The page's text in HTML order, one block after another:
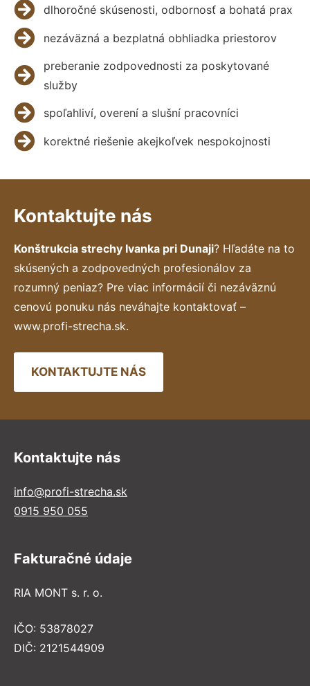
dlhoročné skúsenosti, odbornosť a bohatá prax
nezáväzná a bezplatná obhliadka priestorov
preberanie zodpovednosti za poskytované
služby
spoľahliví, overení a slušní pracovníci
korektné riešenie akejkoľvek nespokojnosti
Kontaktujte nás
Konštrukcia strechy Ivanka pri Dunaji? Hľadáte na to
skúsených a zodpovedných profesionálov za
rozumný peniaz? Pre viac informácií či nezáväznú
cenovú ponuku nás neváhajte kontaktovať –
www.profi-strecha.sk.
KONTAKTUJTE NÁS
Kontaktujte nás
info@profi-strecha.sk
0915 950 055
Fakturačné údaje
RIA MONT s. r. o.
IČO: 53878027
DIČ: 2121544909